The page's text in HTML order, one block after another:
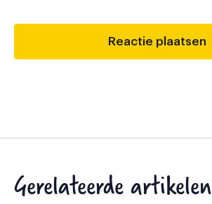
Gerelateerde artikelen